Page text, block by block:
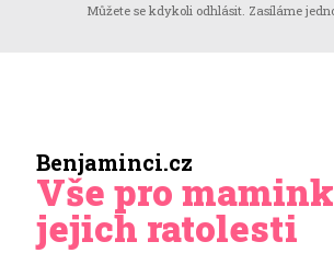
Můžete se kdykoli odhlásit. Zasíláme
Benjaminci.cz
Vše pro
jejich ratolesti